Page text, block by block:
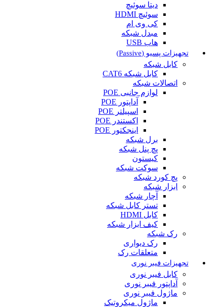
دیتا سوئیچ
سوئیچ HDMI
کی وی ام
مبدل شبکه
هاب USB
تجهیزات پسیو (Passive)
کابل شبکه
کابل شبکه CAT6
اتصالات شبکه
لوازم جانبی POE
آداپتور POE
اسپیلتر POE
اکستندر POE
اینجکتور POE
برل شبکه
پچ پنل شبکه
کیستون
سوکت شبکه
پچ کورد شبکه
ابزار شبکه
آچار شبکه
تستر کابل شبکه
کابل HDMI
کیف ابزار شبکه
رک شبکه
رک دیواری
متعلقات رک
تجهیزات فیبر نوری
کابل فیبر نوری
آداپتور فیبر نوری
ماژول فیبر نوری
ماژول میکروتیک